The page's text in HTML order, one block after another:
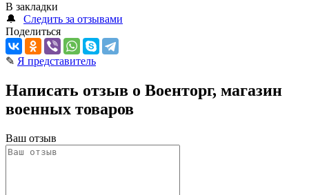
В закладки
🔔
Следить за отзывами
Поделиться
✎ Я представитель
Написать отзыв о Военторг, магазин
военных товаров
Ваш отзыв